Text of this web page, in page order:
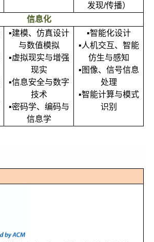
发现/传播）
信息化
▪建模、仿真设计
与数值模拟
▪虚拟现实与增强
现实
▪信息安全与数字
技术
▪密码学、编码与
信息学
▪智能化设计
▪人机交互、智能
仿生与感知
▪图像、信号信息
处理
▪智能计算与模式
识别